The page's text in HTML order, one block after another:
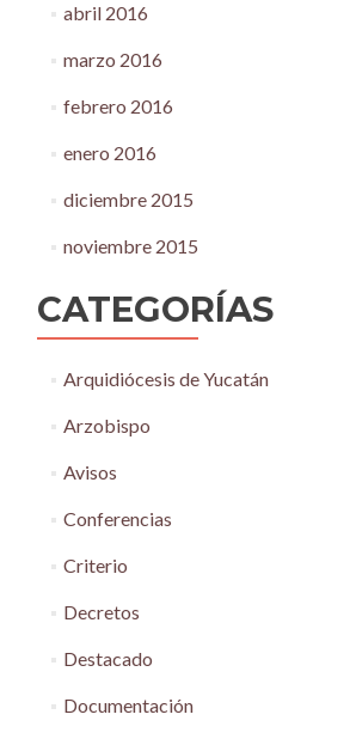
abril 2016
marzo 2016
febrero 2016
enero 2016
diciembre 2015
noviembre 2015
CATEGORÍAS
Arquidiócesis de Yucatán
Arzobispo
Avisos
Conferencias
Criterio
Decretos
Destacado
Documentación